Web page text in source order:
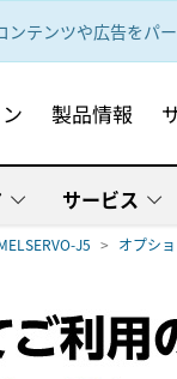
テンツや広告をパ
製品情報
サービス
J5 オプシ